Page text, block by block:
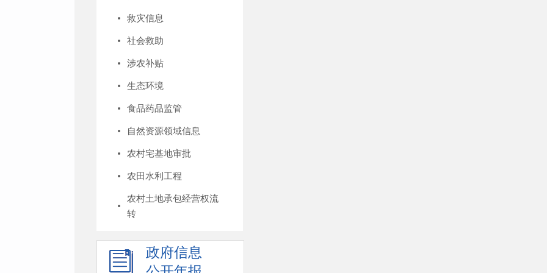
救灾信息
社会救助
涉农补贴
生态环境
食品药品监管
自然资源领域信息
农村宅基地审批
农田水利工程
农村土地承包经营权流
转
政府信息